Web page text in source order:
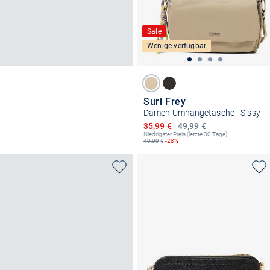
Sale
Wenige verfügbar
Suri Frey
Damen Umhängetasche - Sissy
49,99 €
Ermäßigter Preis
35,99 €
Niedrigster Preis (letzte 30 Tage):
49,99€ -28%